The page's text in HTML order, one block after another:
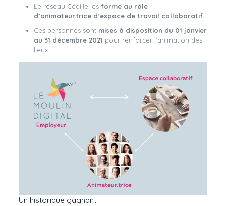
Le réseau Cédille lesforme au rôle
d’animateur.trice d’espace de travail collaboratif
Ces personnes sont mises à disposition du 01 janvier
au 31 décembre 2021 pour renforcer l’animation des
lieux.
Un historique gagnant